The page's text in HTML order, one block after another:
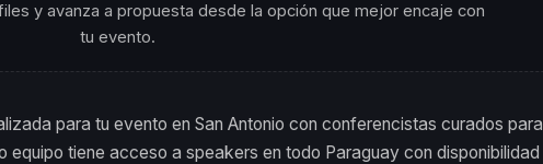
y avanza a propuesta desde la opción que mejor encaje con
tu evento.
para tu evento en San Antonio con conferencistas curados para
tiene acceso a speakers en todo Paraguay con disponibilidad